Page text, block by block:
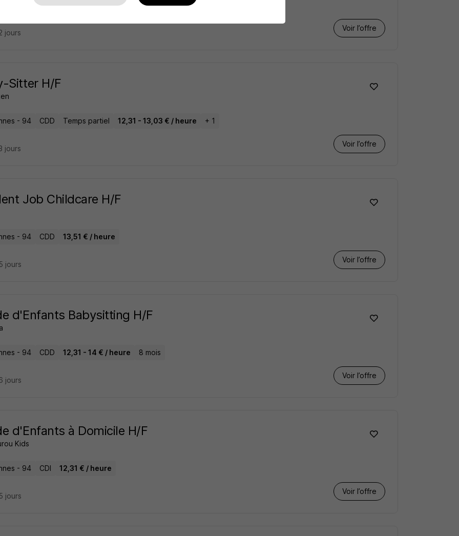
CDD Temps partiel 12,31 - 13,03 € / heure
Voir l’offre
jours
Sitter H/F
- 94 CDD Temps partiel 12,31 - 13,03 € / heure + 1
Voir l’offre
jours
Job Childcare H/F
- 94 CDD 13,51 € / heure
Voir l’offre
jours
d'Enfants Babysitting H/F
- 94 CDD 12,31 - 14 € / heure 8 mois
Voir l’offre
jours
d'Enfants à Domicile H/F
Kids
- 94 CDI 12,31 € / heure
Voir l’offre
jours